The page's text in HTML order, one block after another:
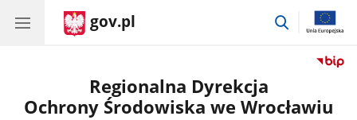
gov.pl
przejdź
Regionalna Dyrekcja
Ochrony Środowiska we Wrocławiu